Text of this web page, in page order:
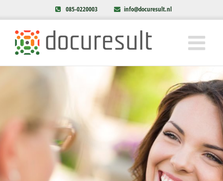
085-0220003 info@docuresult.nl